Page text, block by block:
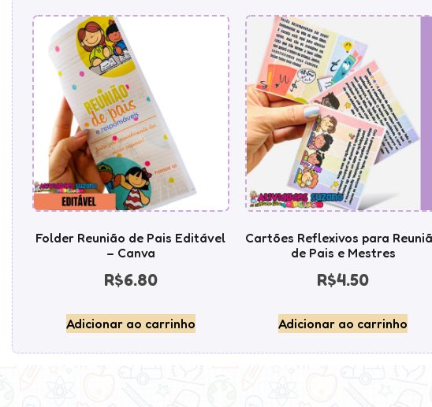
Folder Reunião de Pais Editável
– Canva
R$6.80
Adicionar ao carrinho
Cartões Reflexivos para
de Pais e Mestres
R$4.50
Adicionar ao carrinho